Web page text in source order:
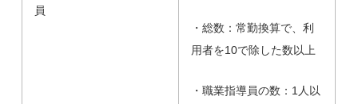
員
・総数：常勤換算で、利
用者を10で除した数以上
・職業指導員の数：1人以